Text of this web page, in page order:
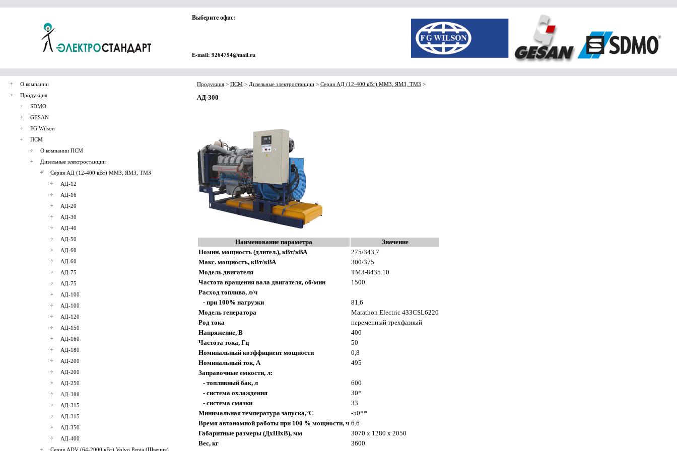
Выберите офис:
E-mail: 9264794@mail.ru
О компании
Продукция
SDMO
GESAN
FG Wilson
ПСМ
О компании ПСМ
Дизельные электростанции
Серия АД (12-400 кВт) ММЗ, ЯМЗ, ТМЗ
АД-12
АД-16
АД-20
АД-30
АД-40
АД-50
АД-60
АД-60
АД-75
АД-75
АД-100
АД-100
АД-120
АД-150
АД-160
АД-180
АД-200
АД-200
АД-250
АД-300
АД-315
АД-315
АД-350
АД-400
Серия ADV (64-2000 кВт) Volvo Penta (Швеция)
Продукция > ПСМ > Дизельные электростанции > Серия АД (12-400 кВт) ММЗ, ЯМЗ, ТМЗ >
АД-300
Наименование параметра
Значение
Номин. мощность (длител.), кВт/кВА
275/343,7
Макс. мощность, кВт/кВА
300/375
Модель двигателя
ТМЗ-8435.10
Частота вращения вала двигателя, об/мин
1500
Расход топлива, л/ч
- при 100% нагрузки
81,6
Модель генератора
Marathon Electric 433CSL6220
Род тока
переменный трехфазный
Напряжение, В
400
Частота тока, Гц
50
Номинальный коэффициент мощности
0,8
Номинальный ток, А
495
Заправочные емкости, л:
- топливный бак, л
600
- система охлаждения
30*
- система смазки
33
Минимальная температура запуска,°C
-50**
Время автономной работы при 100 % мощности, ч 6.6
Габаритные размеры (ДхШхВ), мм
3070 х 1280 х 2050
Вес, кг
3600